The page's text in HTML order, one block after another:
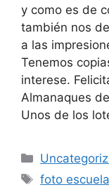
y como es de
también nos
a las
Tenemos
interese.
Almanaques
Unos de los
Categorías
Etiquetas
foto escuela